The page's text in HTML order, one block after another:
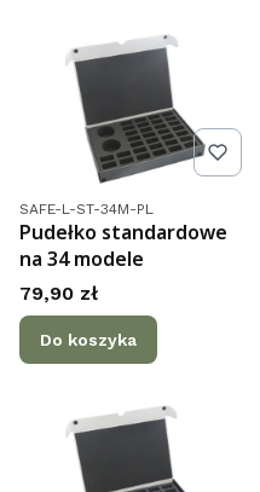
Kod produktu
SAFE-L-ST-34M-PL
Pudełko standardowe
na 34 modele
Cena
79,90 zł
Do koszyka